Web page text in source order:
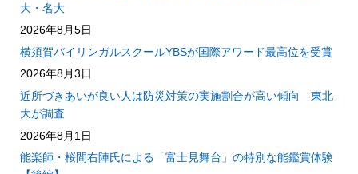
大・名大
2026年8月5日
横須賀バイリンガルスクールYBSが国際アワード最高位を受賞
2026年8月3日
近所づきあいが良い人は防災対策の実施割合が高い傾向 東北
大が調査
2026年8月1日
能楽師・桜間右陣氏による「富士見舞台」の特別な能鑑賞体験